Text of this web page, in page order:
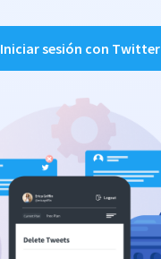
Iniciar sesión con Twitter